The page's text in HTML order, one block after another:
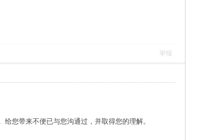
举报
您带来不便已与您沟通过，并取得您的理解。